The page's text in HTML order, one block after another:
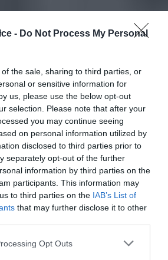
- Do Not Process My Personal
the sale, sharing to third parties, or
or sensitive information for
us, please use the below opt-out
selection. Please note that after your
you may continue seeing
on personal information utilized by
disclosed to third parties prior to
separately opt-out of the further
information by third parties on the
participants. This information may
to third parties on the IAB’s List of
that may further disclose it to other
Opt Outs